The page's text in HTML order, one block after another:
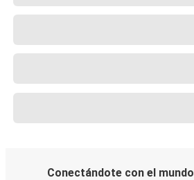
Conectándote con el mundo